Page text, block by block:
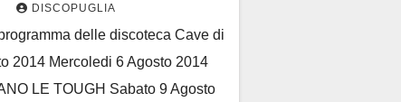
DISCOPUGLIA
delle discoteca Cave di
2014 Mercoledi 6 Agosto 2014
LE TOUGH Sabato 9 Agosto